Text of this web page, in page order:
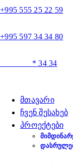
+995 555 25 22 59
+995 597 34 34 80
* 34 34
მთავარი
ჩვენ შესახებ
პროექტები